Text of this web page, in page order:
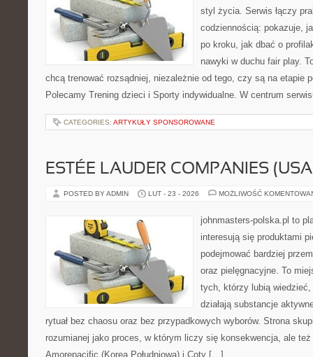
styl życia. Serwis łączy
codziennością: pokazuje,
po kroku, jak dbać o
nawyki w duchu fair play.
chcą trenować rozsądniej, niezależnie od tego, czy są na etapie
Polecamy Trening dzieci i Sporty indywidualne. W centrum
CATEGORIES: ARTYKUŁY SPONSOROWANE
ESTÉE LAUDER COMPANIES
POSTED BY ADMIN LUT - 23 - 2026 MOŻLIWOŚĆ
johnmasters-polska.pl to
interesują się produktami
podejmować bardziej
oraz pielęgnacyjne. To
tych, którzy lubią wiedzieć,
działają substancje
rytuał bez chaosu oraz bez przypadkowych wyborów. Strona
rozumianej jako proces, w którym liczy się konsekwencja, ale
Amorepacific (Korea Południowa) i Coty […]